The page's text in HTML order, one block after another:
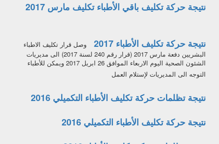
نتيجة حركة تكليف باقي الأطباء تكليف مارس 2017
نتيجة حركة تكليف الأطباء 2017
وصل قرار تكليف الاطباء
البشريين دفعة مارس 2017 (قرار رقم 240 لسنة 2017) الى مديريات
الشئون الصحية اليوم الاربعاء الموافق 26 ابريل 2017 ويمكن للأطباء
التوجه الى المديريات لإستلام العمل
نتيجة تظلمات حركة تكليف الأطباء التكميلي 2016
نتيجة حركة تكليف الأطباء التكميلي 2016